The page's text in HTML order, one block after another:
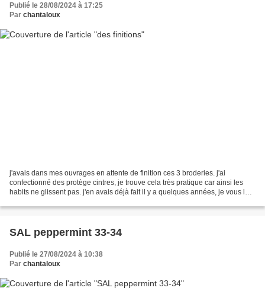
Publié le 28/08/2024 à 17:25
Par chantaloux
j'avais dans mes ouvrages en attente de finition ces 3 broderies. j'ai
confectionné des protège cintres, je trouve cela très pratique car ainsi les
habits ne glissent pas. j'en avais déjà fait il y a quelques années, je vous les
SAL peppermint 33-34
Publié le 27/08/2024 à 10:38
Par chantaloux